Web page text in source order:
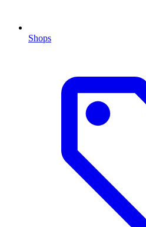
Shops